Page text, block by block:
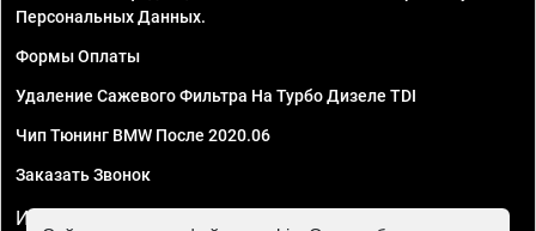
Персональных Данных.
Формы Оплаты
Удаление Сажевого Фильтра На Турбо Дизеле TDI
Чип Тюнинг BMW После 2020.06
Заказать Звонок
ИП Смирнов Георгий Павлович. ИНН 781302555843,